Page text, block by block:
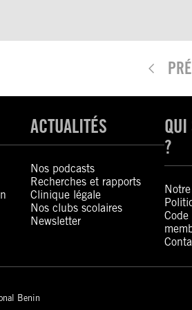
ACTUALITÉS
Nos podcasts
Recherches et rapports
Clinique légale
Nos clubs scolaires
Newsletter
QUI
?
Benin